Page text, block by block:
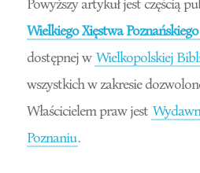
Wielkiego Xięstwa
dostępnej w Wielkopolskiej
wszystkich w zakresie
Właścicielem praw jest
Poznaniu.